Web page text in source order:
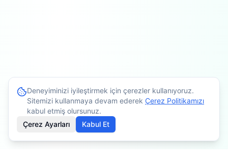
Deneyiminizi iyileştirmek için çerezler kullanıyoruz.
Sitemizi kullanmaya devam ederek Çerez Politikamızı
kabul etmiş olursunuz.
Çerez Ayarları
Kabul Et